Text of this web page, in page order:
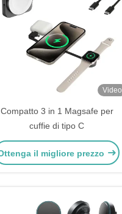
Video
Compatto 3 in 1 Magsafe per
cuffie di tipo C
il migliore prezzo